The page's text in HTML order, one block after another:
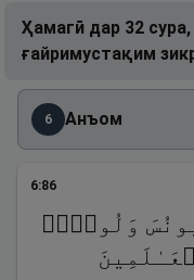
Ҳамагӣ дар 32
ғайримустақим
6 Анъом
6:86
وَلُوطࣰاۚ